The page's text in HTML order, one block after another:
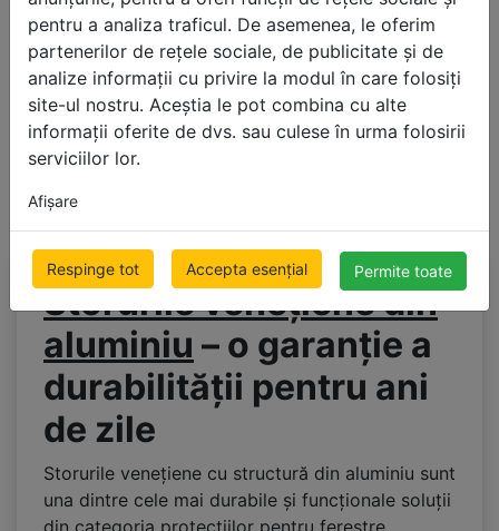
pentru a analiza traficul. De asemenea, le oferim
partenerilor de rețele sociale, de publicitate și de
analize informații cu privire la modul în care folosiți
site-ul nostru. Aceștia le pot combina cu alte
informații oferite de dvs. sau culese în urma folosirii
serviciilor lor.
Afişare
Respinge tot Accepta esențial Permite toate
Storurile venețiene din
aluminiu – o garanție a
durabilității pentru ani
de zile
Storurile venețiene cu structură din aluminiu sunt
una dintre cele mai durabile și funcționale soluții